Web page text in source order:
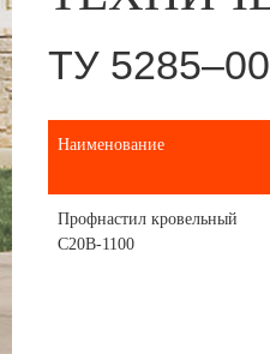
ТУ
Наименование
Профнастил кровельный
С20В-1100